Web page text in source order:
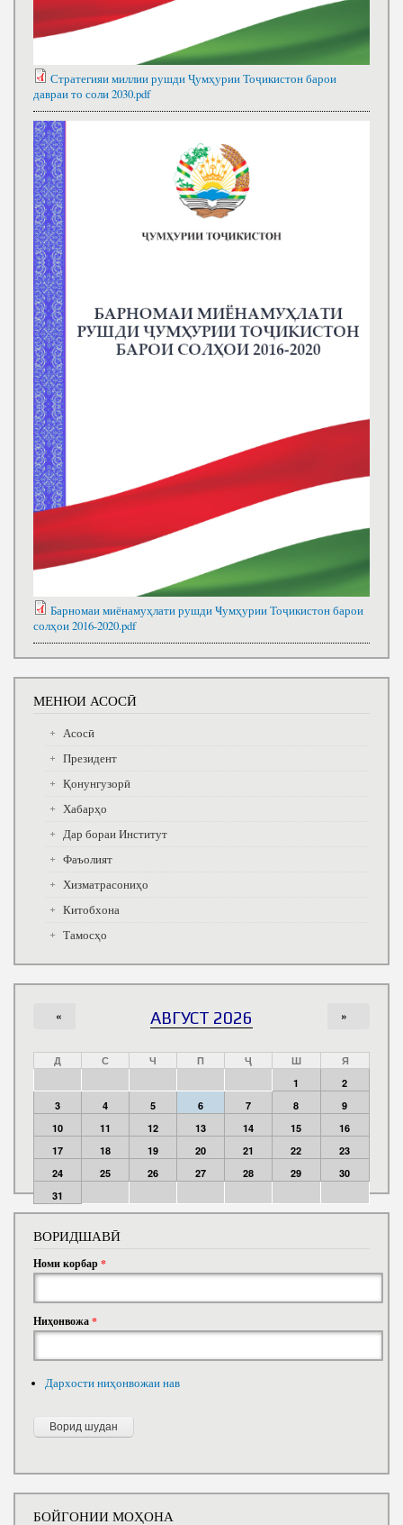
Стратегияи миллии рушди Ҷумҳурии Тоҷикистон барои
давраи то соли 2030.pdf
Барномаи миёнамуҳлати рушди Ҹумҳурии Тоҷикистон барои
солҳои 2016-2020.pdf
МЕНЮИ АСОСӢ
Асосӣ
Президент
Қонунгузорӣ
Хабарҳо
Дар бораи Институт
Фаъолият
Хизматрасониҳо
Китобхона
Тамосҳо
АВГУСТ 2026
« »
Д С Ч П Ҷ Ш
Я
1
2
3
4 5 6 7 8
9
10
11 12 13 14 15
16
17
18 19 20 21 22
23
24
25 26 27 28 29
30
31
ВОРИДШАВӢ
Номи корбар*
Ниҳонвожа*
Дархости ниҳонвожаи нав
БОЙГОНИИ МОҲОНА